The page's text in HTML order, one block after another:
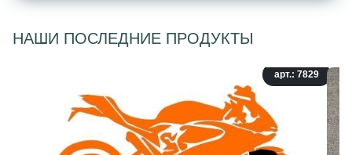
НАШИ ПОСЛЕДНИЕ ПРОДУКТЫ
арт.: 7829